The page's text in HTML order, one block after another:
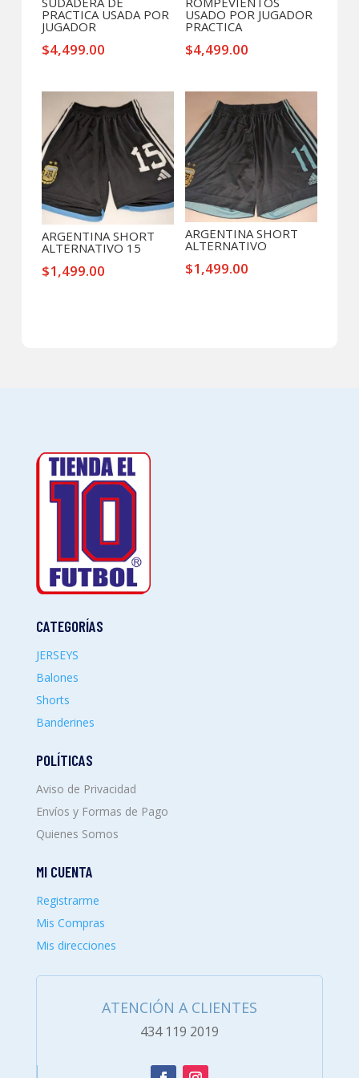
PRACTICA USADA POR
JUGADOR
$4,499.00
USADO POR JUGADOR
PRACTICA
$4,499.00
ARGENTINA SHORT
ALTERNATIVO 15
$1,499.00
ARGENTINA SHORT
ALTERNATIVO
$1,499.00
CATEGORÍAS
JERSEYS
Balones
Shorts
Banderines
POLÍTICAS
Aviso de Privacidad
Envíos y Formas de Pago
Quienes Somos
MI CUENTA
Registrarme
Mis Compras
Mis direcciones
ATENCIÓN A CLIENTES
434 119 2019